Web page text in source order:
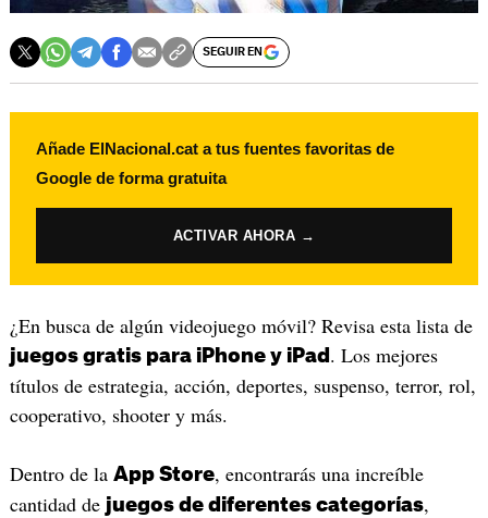
SEGUIR EN
Añade ElNacional.cat a tus fuentes favoritas de
Google de forma gratuita
ACTIVAR AHORA →
¿En busca de algún videojuego móvil? Revisa esta lista de
juegos gratis para iPhone y iPad . Los mejores
títulos de estrategia, acción, deportes, suspenso, terror, rol,
cooperativo, shooter y más.
Dentro de la App Store, encontrarás una increíble
cantidad de juegos de diferentes categorías,